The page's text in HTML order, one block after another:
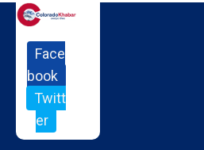
Face
book
Twitt
er